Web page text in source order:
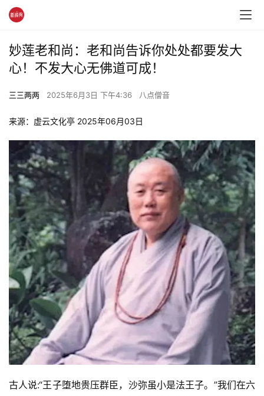
妙莲老和尚：老和尚告诉你处处都要发大
心！不发大心无佛道可成！
三三两两 2025年6月3日 下午4:36 八点僧音
来源：虚云文化亭 2025年06月03日
古人说:“王子堕地贵压群臣，沙弥虽小是法王子。”我们在六